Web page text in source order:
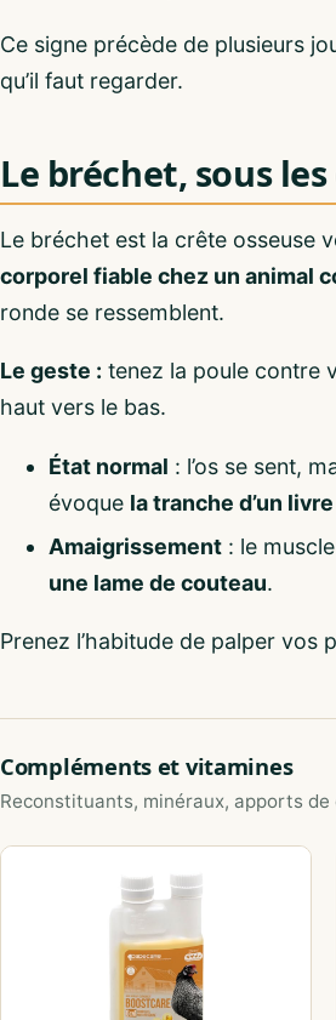
Ce signe précède de plusieurs
qu’il faut regarder.
Le bréchet, sous
Le bréchet est la crête osseuse
corporel fiable chez un animal
ronde se ressemblent.
Le geste : tenez la poule contre
haut vers le bas.
État normal : l’os se sent,
évoque la tranche d’un
Amaigrissement : le
une lame de couteau.
Prenez l’habitude de palper vos
Compléments et vitamines
Reconstituants, minéraux, apports de